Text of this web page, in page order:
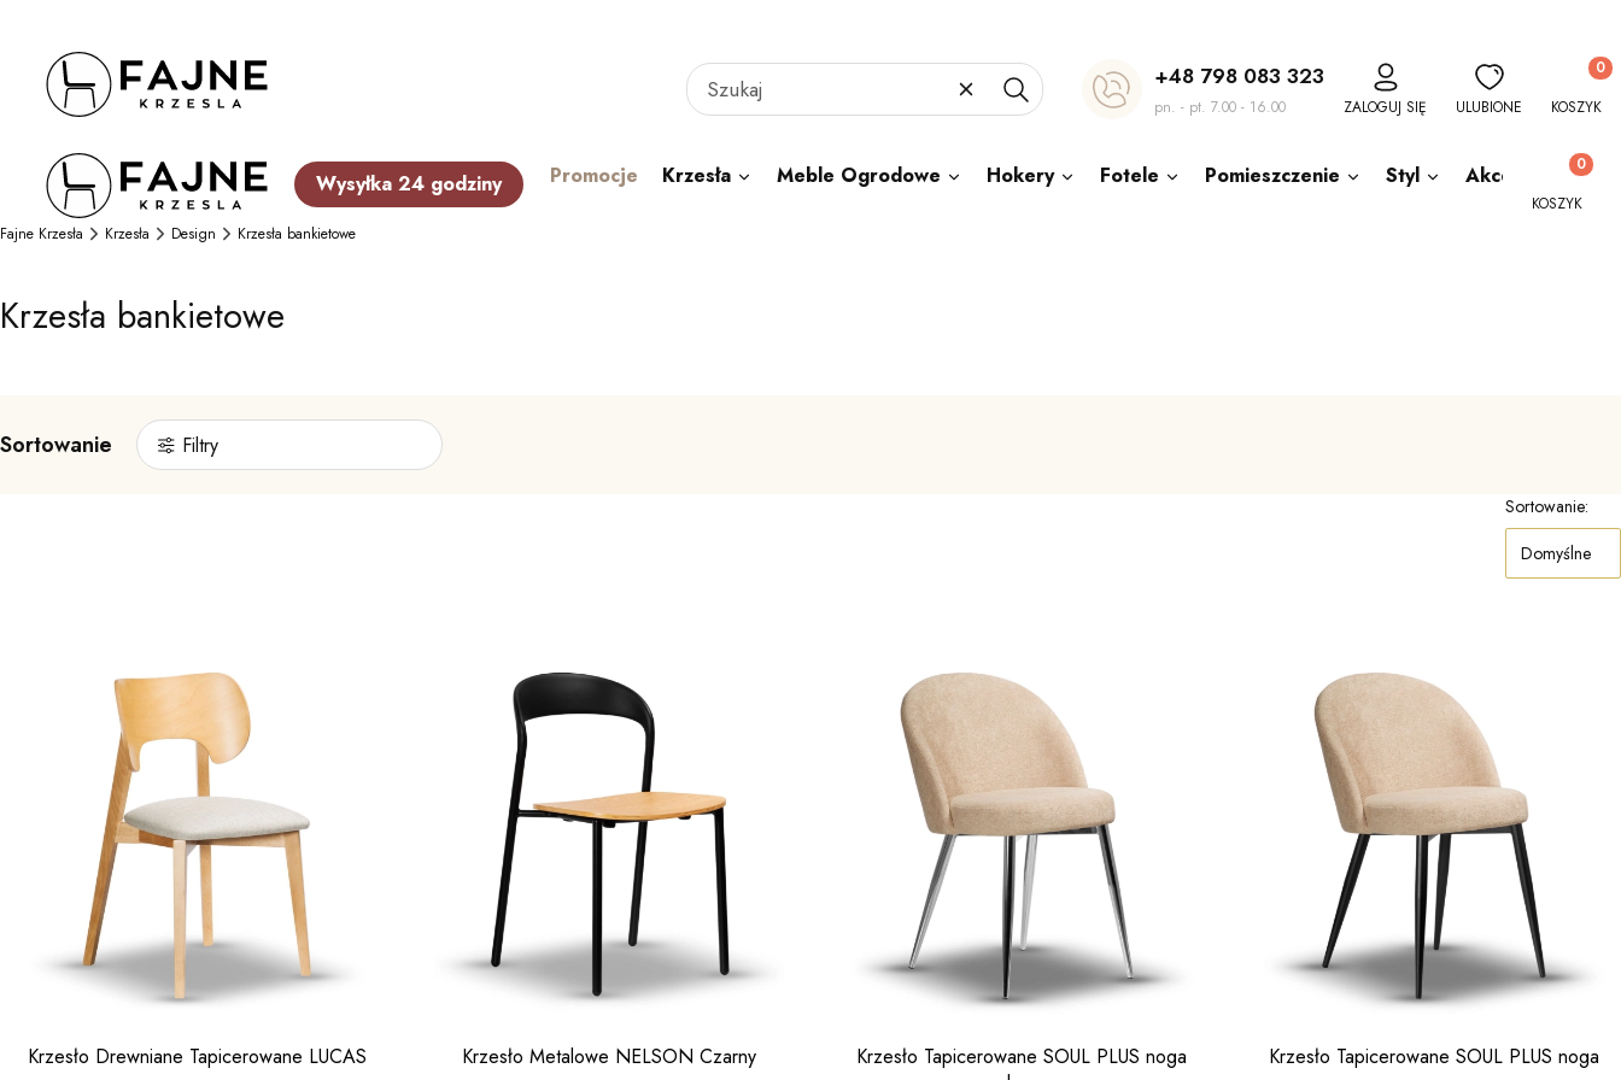
WyczyśćSzukaj
+48 798 083 323
pn. - pt. 7.00 - 16.00 ZALOGUJ SIĘ ULUBIONE KOSZYK
Wysyłka 24 godziny Promocje Krzesła Meble Ogrodowe Hokery Fotele Pomieszczenie Styl AkcesoriaProdukty
KOSZYK
Fajne Krzesła
Krzesła Design Krzesła bankietowe
Krzesła bankietowe
Sortowanie Filtry
Sortowanie:
Domyślne
Krzesło Drewniane Tapicerowane LUCAS Krzesło Metalowe NELSON Czarny
Krzesło Tapicerowane SOUL PLUS noga
Krzesło Tapicerowane SOUL PLUS noga